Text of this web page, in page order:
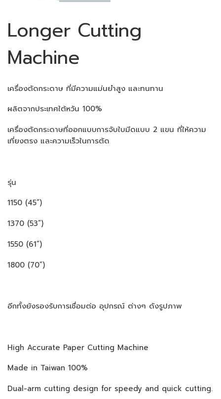
Longer Cutting
Machine
เครื่องตัดกระดาษ ที่มีความแม่นยำสูง และทนทาน
ผลิตจากประเทศใต้หวัน 100%
เครื่องตัดกระดาษที่ออกแบบการจับใบมีดแบบ 2 แขน ที่ให้ความ
เที่ยงตรง และความเร็วในการตัด
รุ่น
1150 (45”)
1370 (53”)
1550 (61”)
1800 (70”)
อีกทั้งยังรองรับการเชื่อมต่อ อุปกรณ์ ต่างๆ ดังรูปภาพ
High Accurate Paper Cutting Machine
Made in Taiwan 100%
Dual-arm cutting design for speedy and quick cutting.